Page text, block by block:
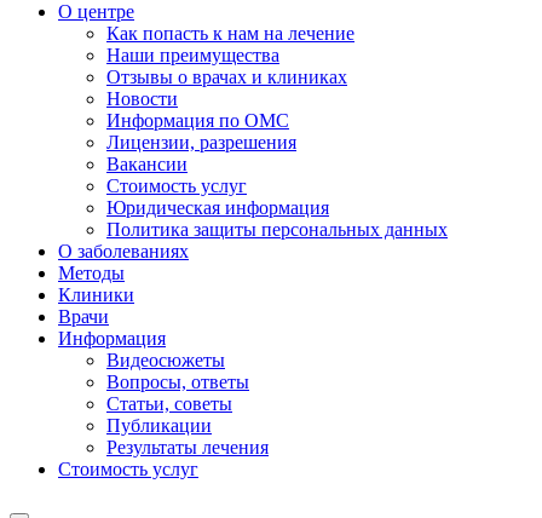
О центре
Как попасть к нам на лечение
Наши преимущества
Отзывы о врачах и клиниках
Новости
Информация по ОМС
Лицензии, разрешения
Вакансии
Стоимость услуг
Юридическая информация
Политика защиты персональных данных
О заболеваниях
Методы
Клиники
Врачи
Информация
Видеосюжеты
Вопросы, ответы
Статьи, советы
Публикации
Результаты лечения
Стоимость услуг